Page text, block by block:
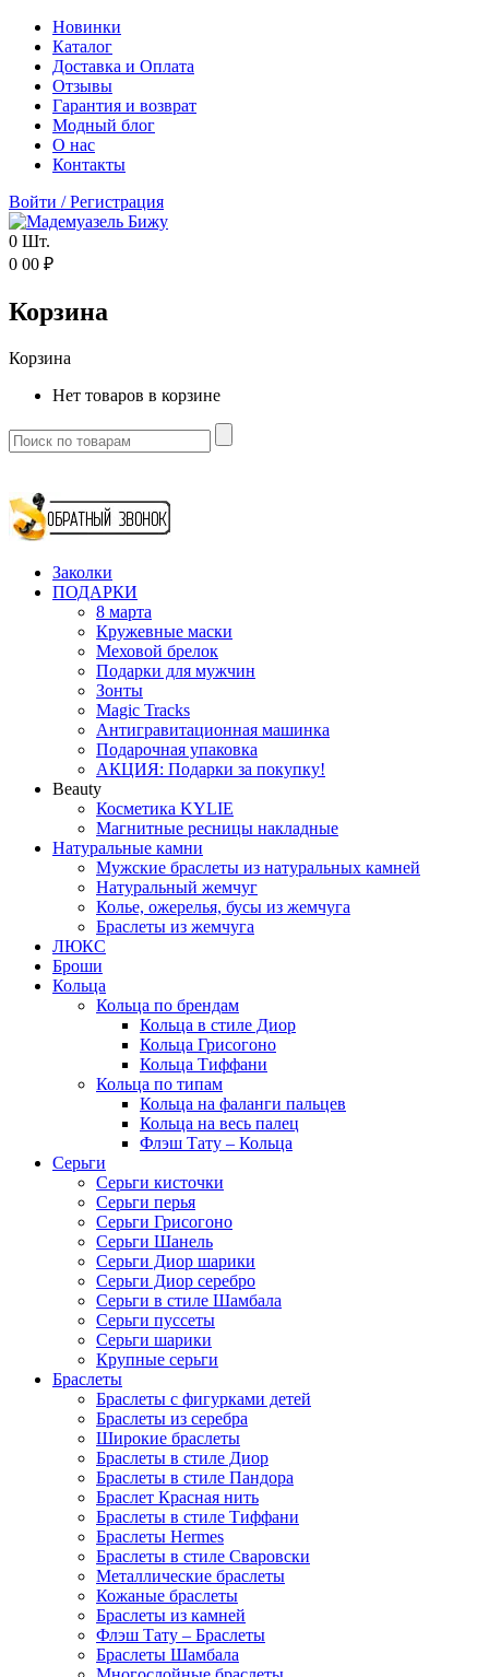
Новинки
Каталог
Доставка и Оплата
Отзывы
Гарантия и возврат
Модный блог
О нас
Контакты
Войти /Регистрация
0 Шт.
0 00 ₽
Корзина
Корзина
Нет товаров в корзине
Заколки
ПОДАРКИ
8 марта
Кружевные маски
Меховой брелок
Подарки для мужчин
Зонты
Magic Tracks
Антигравитационная машинка
Подарочная упаковка
АКЦИЯ: Подарки за покупку!
Beauty
Косметика KYLIE
Магнитные ресницы накладные
Натуральные камни
Мужские браслеты из натуральных камней
Натуральный жемчуг
Колье, ожерелья, бусы из жемчуга
Браслеты из жемчуга
ЛЮКС
Броши
Кольца
Кольца по брендам
Кольца в стиле Диор
Кольца Грисогоно
Кольца Тиффани
Кольца по типам
Кольца на фаланги пальцев
Кольца на весь палец
Флэш Тату – Кольца
Серьги
Серьги кисточки
Серьги перья
Серьги Грисогоно
Серьги Шанель
Серьги Диор шарики
Серьги Диор серебро
Серьги в стиле Шамбала
Серьги пуссеты
Серьги шарики
Крупные серьги
Браслеты
Браслеты с фигурками детей
Браслеты из серебра
Широкие браслеты
Браслеты в стиле Диор
Браслеты в стиле Пандора
Браслет Красная нить
Браслеты в стиле Тиффани
Браслеты Hermes
Браслеты в стиле Сваровски
Металлические браслеты
Кожаные браслеты
Браслеты из камней
Флэш Тату – Браслеты
Браслеты Шамбала